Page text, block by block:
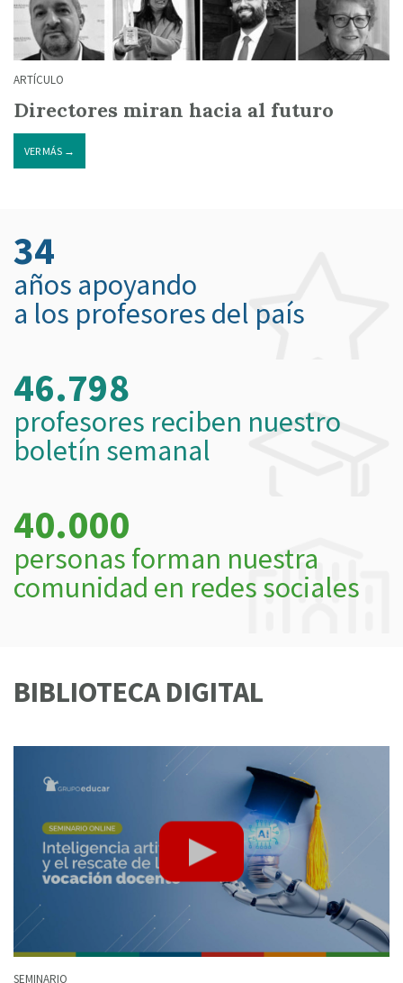
ARTÍCULO
Directores miran hacia al futuro
VER MÁS →
34
años apoyando
a los profesores del país
46.798
profesores reciben nuestro
boletín semanal
40.000
personas forman nuestra
comunidad en redes sociales
BIBLIOTECA DIGITAL
SEMINARIO